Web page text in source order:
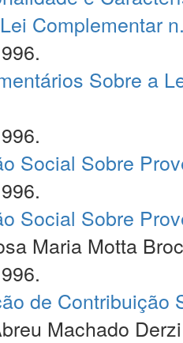
Complementar
Sobre a
Social Sobre
Social Sobre
Maria Motta
de Contribuição
Machado